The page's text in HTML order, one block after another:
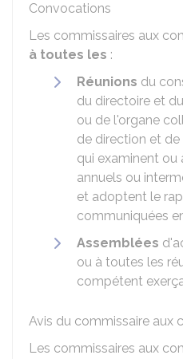
Convocations
Les commissaires aux
à toutes les :
Réunions du
du directoire et
ou de l'organe
de direction et
qui examinent
annuels ou
et adoptent le
communiquées
Assemblées
ou à toutes les
compétent
Avis du commissaire aux
Les commissaires aux